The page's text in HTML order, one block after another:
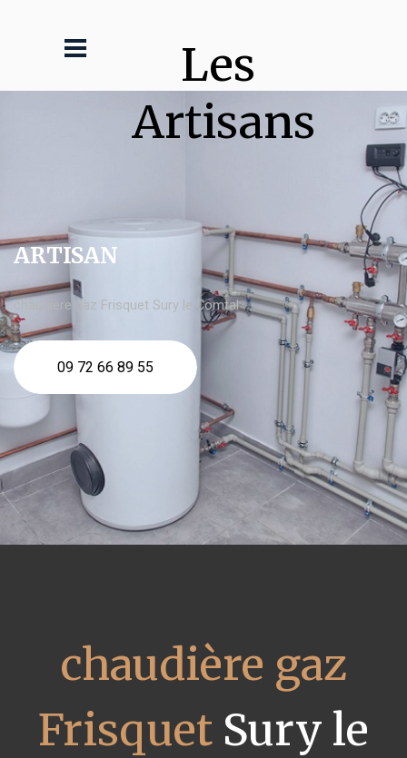
Les
Artisans
ARTISAN
chaudière gaz Frisquet Sury le Comtal
09 72 66 89 55
chaudière gaz
FrisquetSury le